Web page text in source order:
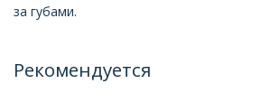
за губами.
Рекомендуется